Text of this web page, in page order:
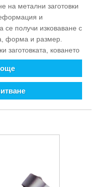
на метални заготовки
и
се получи изковаване с
форма и размер.
заготовката, коването
коване,
затворено коване,
Свободно коване.
натиска, за да
определена форма,
още